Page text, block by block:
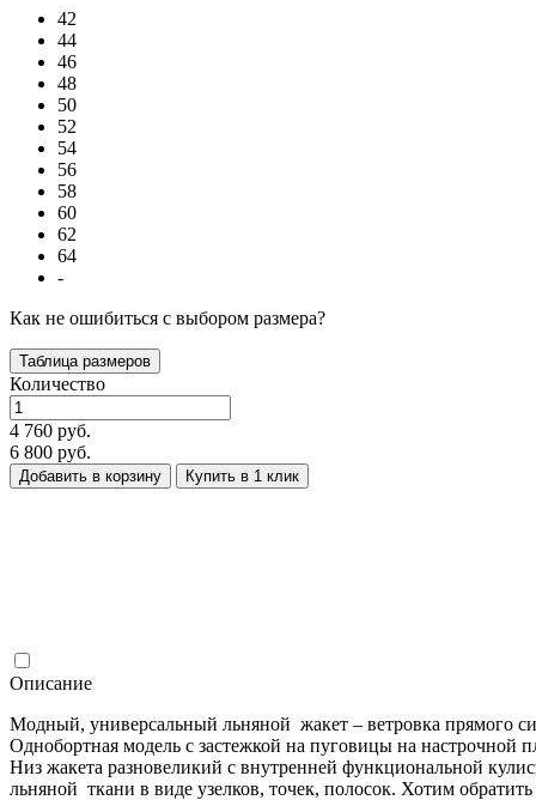
42
44
46
48
50
52
54
56
58
60
62
64
-
Как не ошибиться с выбором размера?
Таблица размеров
Количество
4 760 руб.
6 800 руб.
Добавить в корзину Купить в 1 клик
Описание
Модный, универсальный льняной жакет – ветровка прямого
Однобортная модель с застежкой на пуговицы на
Низ жакета разновеликий с внутренней функциональной
льняной ткани в виде узелков, точек, полосок. Хотим